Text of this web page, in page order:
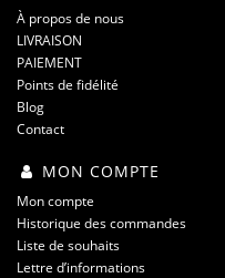
À propos de nous
LIVRAISON
PAIEMENT
Points de fidélité
Blog
Contact
MON COMPTE
Mon compte
Historique des commandes
Liste de souhaits
Lettre d’informations